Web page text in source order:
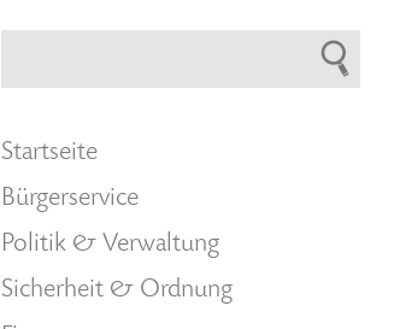
Startseite
Bürgerservice
Politik & Verwaltung
Sicherheit & Ordnung